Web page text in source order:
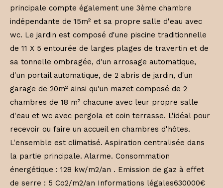
principale compte également une 3ème chambre
indépendante de 15m² et sa propre salle d'eau avec
wc. Le jardin est composé d'une piscine traditionnelle
de 11 X 5 entourée de larges plages de travertin et de
sa tonnelle ombragée, d'un arrosage automatique,
d'un portail automatique, de 2 abris de jardin, d'un
garage de 20m² ainsi qu'un mazet composé de 2
chambres de 18 m² chacune avec leur propre salle
d'eau et wc avec pergola et coin terrasse. L'idéal pour
recevoir ou faire un accueil en chambres d'hôtes.
L'ensemble est climatisé. Aspiration centralisée dans
la partie principale. Alarme. Consommation
énergétique : 128 kw/m2/an . Emission de gaz à effet
de serre : 5 Co2/m2/an Informations légales630000€